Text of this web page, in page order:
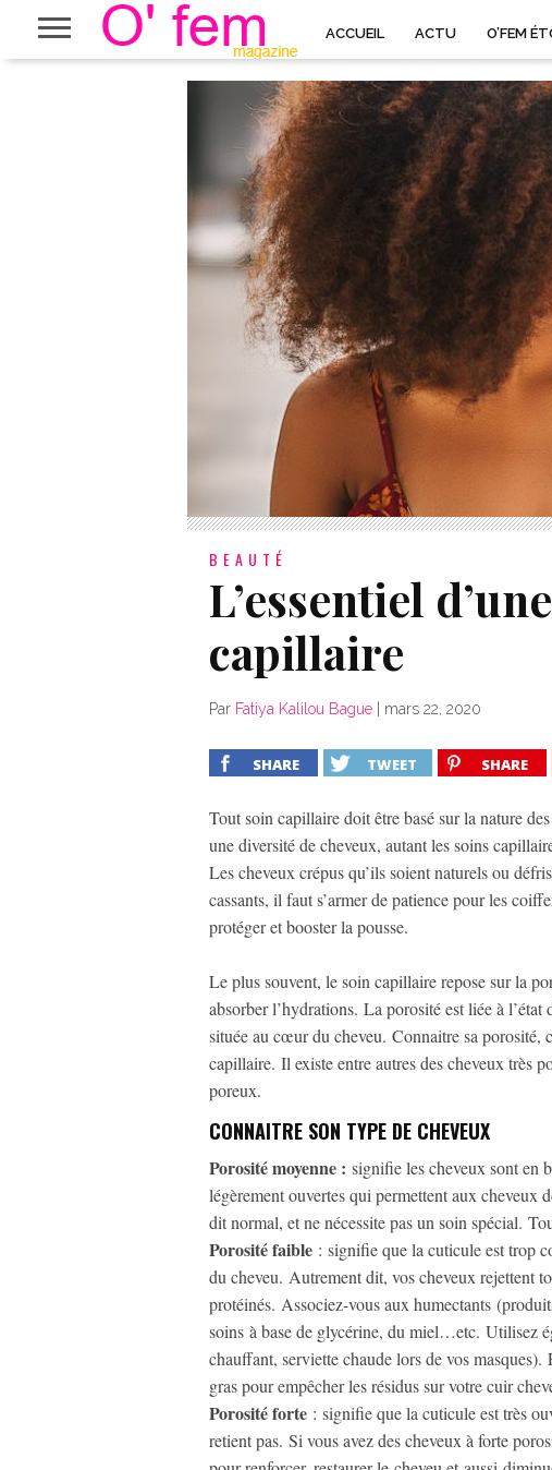
ACCUEIL ACTU O’FEM
BEAUTÉ
L’essentiel
capillaire
Par Fatiya Kalilou Bague mars 22, 2020
SHARE TWEET SHARE
Tout soin capillaire doit être basé sur la nature
une diversité de cheveux, autant les soins
Les cheveux crépus qu’ils soient naturels ou
cassants, il faut s’armer de patience pour les
protéger et booster la pousse.
Le plus souvent, le soin capillaire repose sur la
absorber l’hydrations. La porosité est liée à
située au cœur du cheveu. Connaitre sa porosité,
capillaire. Il existe entre autres des cheveux très
poreux.
CONNAITRE SON TYPE DE CHEVEUX
Porosité moyenne : signifie les cheveux sont en
légèrement ouvertes qui permettent aux cheveux
dit normal, et ne nécessite pas un soin spécial.
Porosité faible : signifie que la cuticule est trop
du cheveu. Autrement dit, vos cheveux rejettent
protéinés. Associez-vous aux humectants
soins à base de glycérine, du miel…etc. Utilisez
chauffant, serviette chaude lors de vos
gras pour empêcher les résidus sur votre cuir
Porosité forte : signifie que la cuticule est très
retient pas. Si vous avez des cheveux à forte